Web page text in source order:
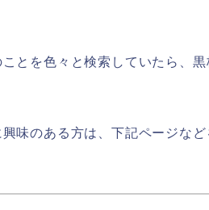
とを色々と検索していたら、
味のある方は、下記ページな